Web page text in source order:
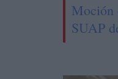
Moción
SUAP